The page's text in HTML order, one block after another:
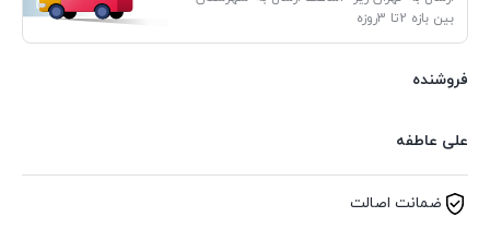
بین بازه 2تا 3روزه
فروشنده
علی عاطفه
ضمانت اصالت